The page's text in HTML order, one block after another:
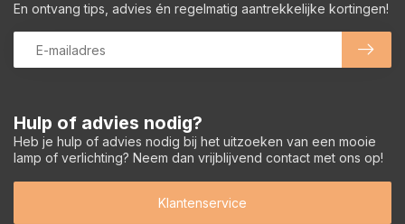
Hulp of advies nodig?
Heb je hulp of advies nodig bij het uitzoeken van een mooie
lamp of verlichting? Neem dan vrijblijvend contact met ons op!
Klantenservice
En ontvang tips, advies én regelmatig aantrekkelijke kortingen!